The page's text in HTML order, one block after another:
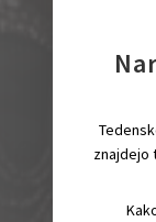
znajdejo